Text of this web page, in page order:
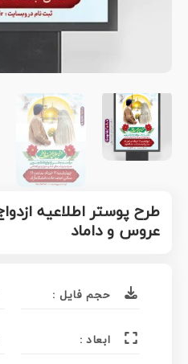
طرح پوستر اطلاعیه
عروس و داماد
حجم فایل :
ابعاد :